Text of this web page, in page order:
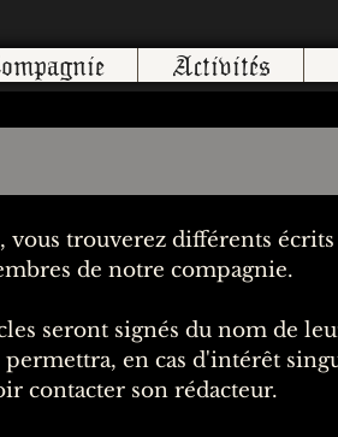
Activités
vous trouverez différents écrits
de notre compagnie.
seront signés du nom de
permettra, en cas d'intérêt
contacter son rédacteur.